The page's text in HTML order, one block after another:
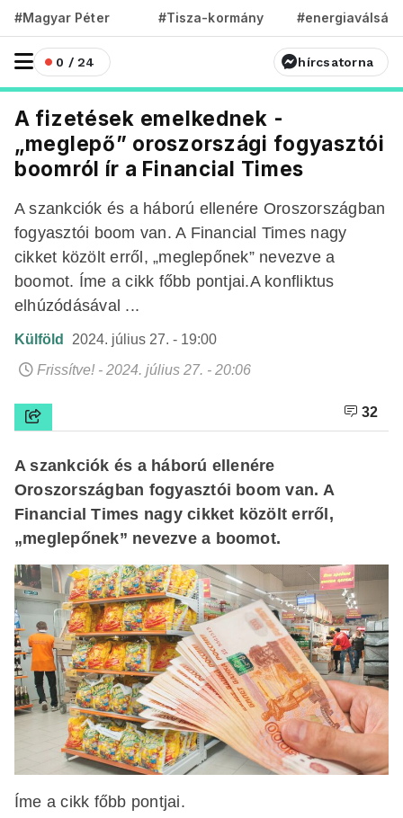
#Magyar Péter #Tisza-kormány #energiaválság
0 / 24 hírcsatorna
A fizetések emelkednek -
„meglepő” oroszországi fogyasztói
boomról ír a Financial Times
A szankciók és a háború ellenére Oroszországban
fogyasztói boom van. A Financial Times nagy
cikket közölt erről, „meglepőnek” nevezve a
boomot. Íme a cikk főbb pontjai.A konfliktus
elhúzódásával ...
Külföld
2024. július 27. - 19:00
Frissítve! - 2024. július 27. - 20:06
32
A szankciók és a háború ellenére
Oroszországban fogyasztói boom van. A
Financial Times nagy cikket közölt erről,
„meglepőnek” nevezve a boomot.
Íme a cikk főbb pontjai.